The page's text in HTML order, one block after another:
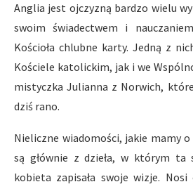
Anglia jest ojczyzną bardzo wielu
swoim świadectwem i
Kościoła chlubne karty. Jedną z
Kościele katolickim, jak i we
mistyczka Julianna z Norwich,
dziś rano.
Nieliczne wiadomości, jakie mamy
są głównie z dzieła, w którym ta
kobieta zapisała swoje wizje. Nosi